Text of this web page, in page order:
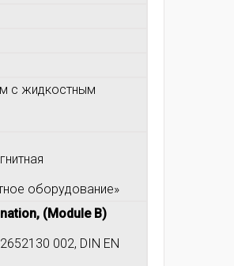
с жидкостным
оборудование»
(Module B)
002, DIN EN